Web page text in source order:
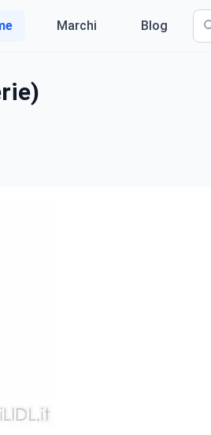
Marchi Blog